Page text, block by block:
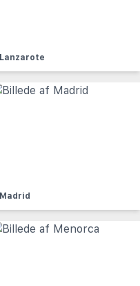
Lanzarote
Madrid